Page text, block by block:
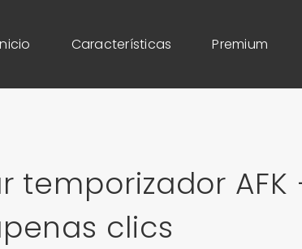
Características Premium
temporizador
clics